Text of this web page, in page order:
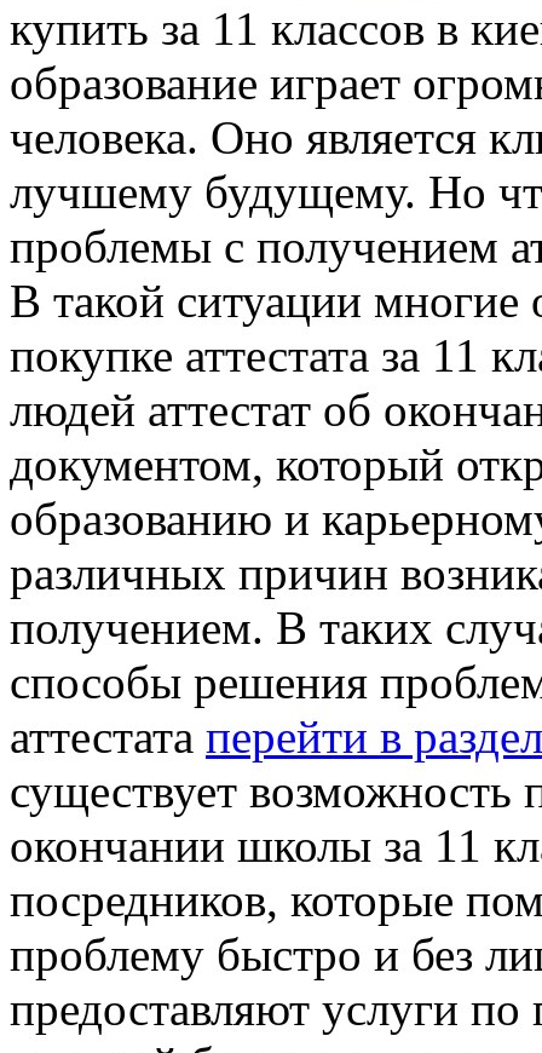
купить за 11 классов в
образование играет
человека. Оно является
лучшему будущему. Но
проблемы с получением
В такой ситуации
покупке аттестата за 11
людей аттестат об
документом, который
образованию и
различных причин
получением. В таких
способы решения
аттестата перейти в раздел
существует возможность
окончании школы за 11
посредников, которые
проблему быстро и без
предоставляют услуги